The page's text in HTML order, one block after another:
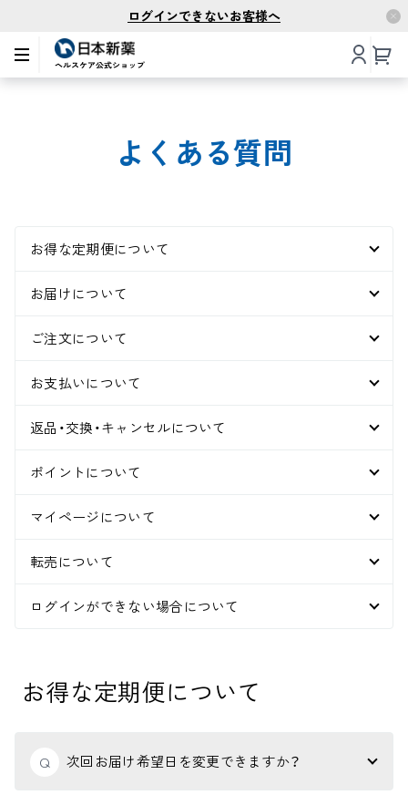
ログインできないお客様へ
よくある質問
お得な定期便について
お届けについて
ご注文について
お支払いについて
返品・交換・キャンセルについて
ポイントについて
マイページについて
転売について
ログインができない場合について
お得な定期便について
Q 次回お届け希望日を変更できますか？